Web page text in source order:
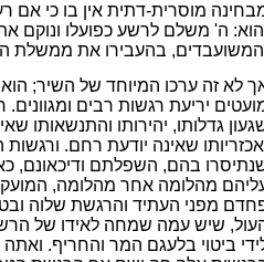
מוסרית-דתית אין בו כי אם
ה' משלם לרשע כפועלו ונוקם
בהעבירו את ממשלת
לא זה ערכו המיוחד של השיר; הוא
יריעת רגשות רבים
גדלותו, יהירותו והתנשאותו
שאינה יודעת רחם. ורגשות
בהם, השפלתם ודיכאונם,
מהלומה אחר מהלומה,
מפני העתיד והרגשת שלוה
שיש עמה שמחה לאידו של
ביטוי בלעגם המר והחריף.